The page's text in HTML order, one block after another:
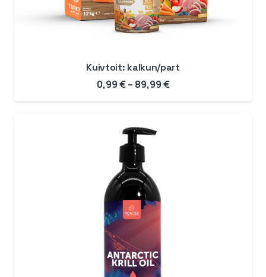
Kuivtoit: kalkun/part
0,99€ – 89,99€Hinnavahemik:
0,99 €